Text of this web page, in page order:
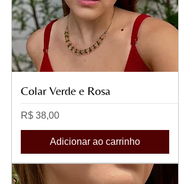
Colar Verde e Rosa
Preço
R$ 38,00
Adicionar ao carrinho